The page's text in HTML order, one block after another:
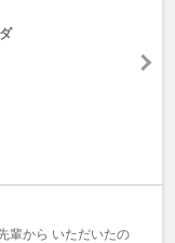
輩から いただいたの